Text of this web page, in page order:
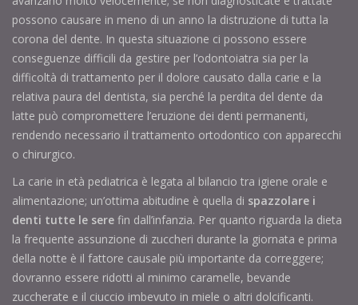
possono causare in meno di un anno la distruzione di tutta la
corona del dente. In questa situazione ci possono essere
conseguenze difficili da gestire per l’odontoiatra sia per la
difficoltà di trattamento per il dolore causato dalla carie e la
relativa paura del dentista, sia perché la perdita del dente da
latte può compromettere l’eruzione dei denti permanenti,
rendendo necessario il trattamento ortodontico con apparecchi
o chirurgico.
La carie in età pediatrica è legata al bilancio tra igiene orale e
alimentazione; un’ottima abitudine è quella di spazzolare i
denti tutte le sere fin dall’infanzia. Per quanto riguarda la dieta
la frequente assunzione di zuccheri durante la giornata e prima
della notte è il fattore causale più importante da correggere;
dovranno essere ridotti al minimo caramelle, bevande
zuccherate e il ciuccio imbevuto in miele o altri dolcificanti.